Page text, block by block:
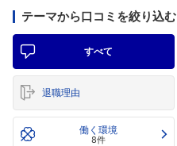
テーマから口コミを絞り込む
すべて
退職理由
働く環境
8件